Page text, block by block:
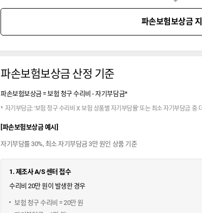
파손보험보상금
파손보험보상금 산정 기준
파손보험보상금 = 보험 청구 수리비 - 자기부담금*
자기부담금: ‘보험 청구 수리비 X 보험 상품별 자기부담률’ 또는 최소 자기부담금 중
[파손보험보상금 예시]
자기부담률 30%, 최소 자기부담금 3만 원인 상품 기준
1. 제조사 A/S 센터 접수
수리비 20만 원이 발생한 경우
보험 청구 수리비 = 20만 원